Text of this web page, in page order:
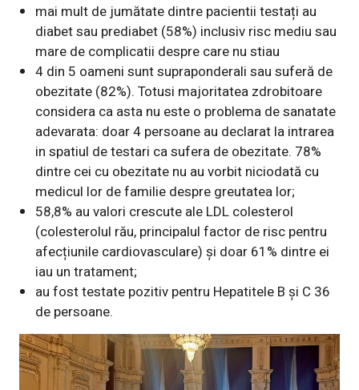
mai mult de jumătate dintre pacientii testați au
diabet sau prediabet (58%) inclusiv risc mediu sau
mare de complicatii despre care nu stiau
4 din 5 oameni sunt supraponderali sau suferă de
obezitate (82%). Totusi majoritatea zdrobitoare
considera ca asta nu este o problema de sanatate
adevarata: doar 4 persoane au declarat la intrarea
in spatiul de testari ca sufera de obezitate. 78%
dintre cei cu obezitate nu au vorbit niciodată cu
medicul lor de familie despre greutatea lor;
58,8% au valori crescute ale LDL colesterol
(colesterolul rău, principalul factor de risc pentru
afecțiunile cardiovasculare) şi doar 61% dintre ei
iau un tratament;
au fost testate pozitiv pentru Hepatitele B şi C 36
de persoane.